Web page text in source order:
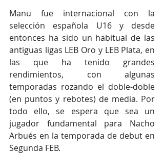
Manu fue internacional con la
selección española U16 y desde
entonces ha sido un habitual de las
antiguas ligas LEB Oro y LEB Plata, en
las que ha tenido grandes
rendimientos, con algunas
temporadas rozando el doble-doble
(en puntos y rebotes) de media. Por
todo ello, se espera que sea un
jugador fundamental para Nacho
Arbués en la temporada de debut en
Segunda FEB.